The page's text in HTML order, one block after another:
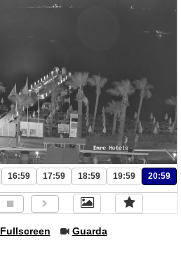
16:59 17:59 18:59 19:59 20:59
Fullscreen Guarda